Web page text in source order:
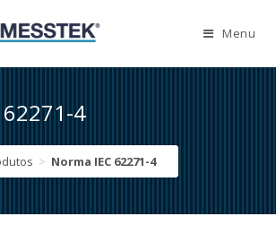
Menu
62271-4
> Norma IEC 62271-4